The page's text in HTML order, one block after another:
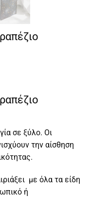
σε ξύλο. Οι
την αίσθηση
με όλα τα είδη
ή